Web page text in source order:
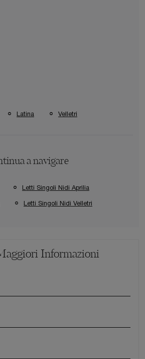
Latina Velletri
a navigare
Letti Singoli Nidi Aprilia
Letti Singoli Nidi Velletri
Informazioni